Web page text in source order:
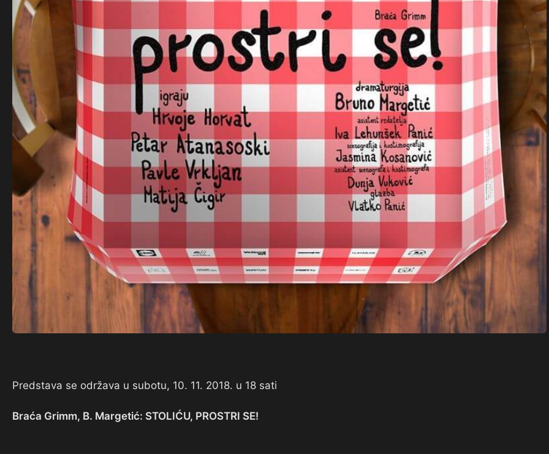
Predstava se održava u subotu, 10. 11. 2018. u 18 sati
Braća Grimm, B. Margetić: STOLIĆU, PROSTRI SE!